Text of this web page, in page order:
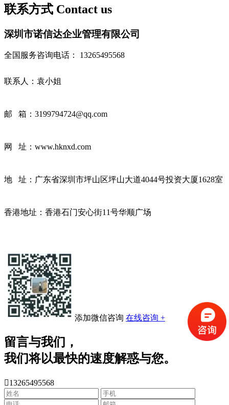
联系方式 Contact us
深圳市诺信达企业管理有限公司
全国服务咨询电话： 13265495568
联系人：袁小姐
邮 箱：3199794724@qq.com
网 址：www.hknxd.com
地 址：广东省深圳市坪山区坪山大道4044号投资大厦1628室
香港地址：香港石门安心街11号华顺广场
添加微信咨询 在线咨询 +
留言与我们，
我们将以最快的速度解惑与您。
13265495568